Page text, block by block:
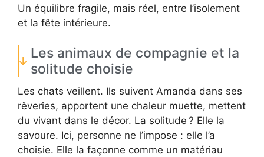
Un équilibre fragile, mais réel, entre l’isolement
et la fête intérieure.
Les animaux de compagnie et la
solitude choisie
Les chats veillent. Ils suivent Amanda dans ses
rêveries, apportent une chaleur muette, mettent
du vivant dans le décor. La solitude ? Elle la
savoure. Ici, personne ne l’impose : elle l’a
choisie. Elle la façonne comme un matériau